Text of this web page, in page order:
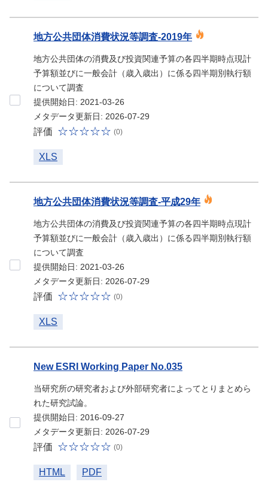
地方公共団体消費状況等調査-2019年
地方公共団体の消費及び投資関連予算の各四半期時点現計
予算額並びに一般会計（歳入歳出）に係る四半期別執行額
について調査
提供開始日: 2021-03-26
メタデータ更新日: 2026-07-29
評価 (0)
XLS
地方公共団体消費状況等調査-平成29年
地方公共団体の消費及び投資関連予算の各四半期時点現計
予算額並びに一般会計（歳入歳出）に係る四半期別執行額
について調査
提供開始日: 2021-03-26
メタデータ更新日: 2026-07-29
評価 (0)
XLS
New ESRI Working Paper No.035
当研究所の研究者および外部研究者によってとりまとめら
れた研究試論。
提供開始日: 2016-09-27
メタデータ更新日: 2026-07-29
評価 (0)
HTML PDF